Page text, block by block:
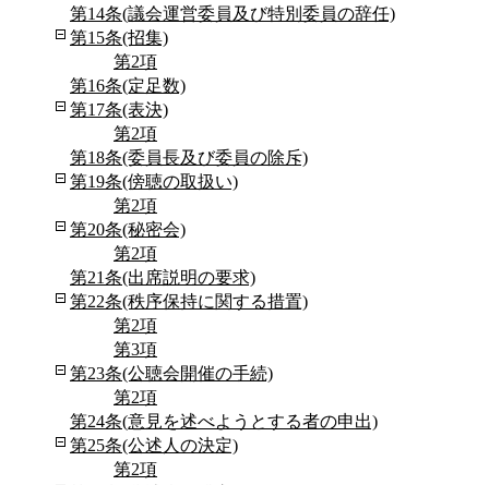
第14条(議会運営委員及び特別委員の辞任)
第15条(招集)
第2項
第16条(定足数)
第17条(表決)
第2項
第18条(委員長及び委員の除斥)
第19条(傍聴の取扱い)
第2項
第20条(秘密会)
第2項
第21条(出席説明の要求)
第22条(秩序保持に関する措置)
第2項
第3項
第23条(公聴会開催の手続)
第2項
第24条(意見を述べようとする者の申出)
第25条(公述人の決定)
第2項